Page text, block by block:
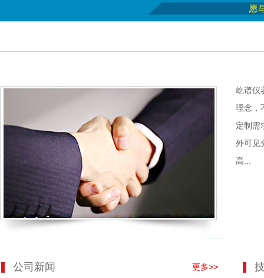
屹谱仪
理念，
定制需
外可见
高...
公司新闻 更多>>